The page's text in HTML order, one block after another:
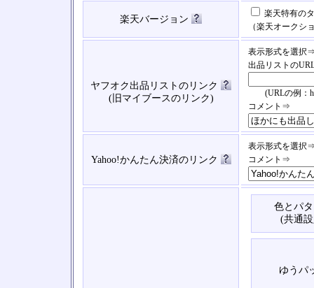
楽天バージョン
楽天特有の
（楽天オークシ
ヤフオク出品リストのリンク
(旧マイブースのリンク)
表示形式を選択
出品リストの
(URLの例：
コメント⇒
Yahoo!かんたん決済のリンク
表示形式を選択
コメント⇒
色とパ
(共通
ゆうパ